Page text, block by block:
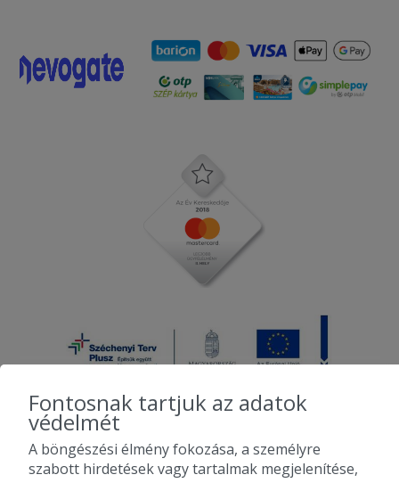
2010-2026 Copyright - Falatozz.hu - Diston-line Kft.
Fontosnak tartjuk az adatok
védelmét
A böngészési élmény fokozása, a személyre
szabott hirdetések vagy tartalmak megjelenítése,